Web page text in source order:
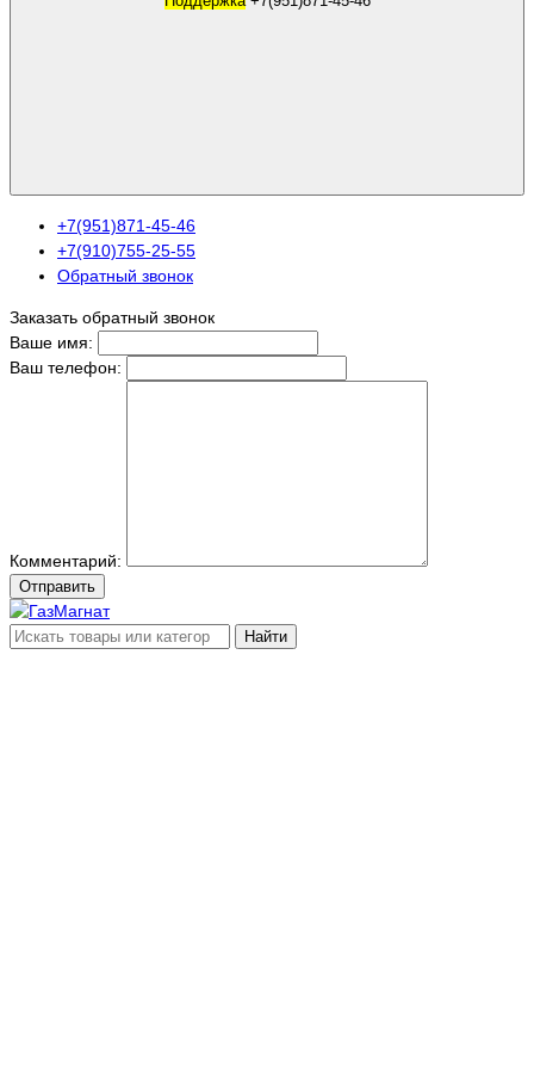
+7(951)871-45-46
+7(910)755-25-55
Обратный звонок
Заказать обратный звонок
Ваше имя:
Ваш телефон:
Комментарий:
Отправить
Найти